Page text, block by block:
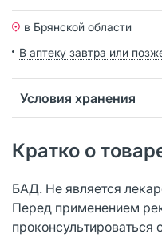
в Брянской области
В аптеку завтра или
Условия хранения
Кратко о
БАД. Не является
Перед применением